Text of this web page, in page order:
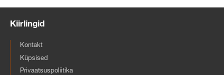
Kiirlingid
Kontakt
Küpsised
Privaatsuspoliitika